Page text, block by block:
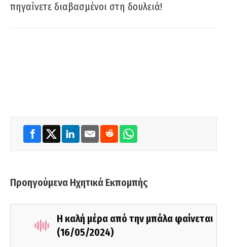
πηγαίνετε διαβασμένοι στη δουλειά!
Προηγούμενα Ηχητικά Εκπομπής
Η καλή μέρα από την μπάλα φαίνεται
(16/05/2024)